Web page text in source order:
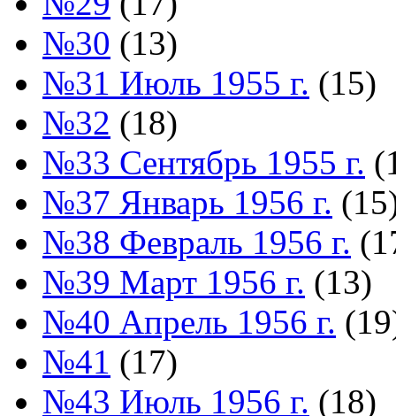
№30 (13)
№31 Июль 1955 г. (15)
№32 (18)
№33 Сентябрь 1955 г.
№37 Январь 1956 г.
№38 Февраль 1956 г.
№39 Март 1956 г. (13)
№40 Апрель 1956 г.
№41 (17)
№43 Июль 1956 г. (18)